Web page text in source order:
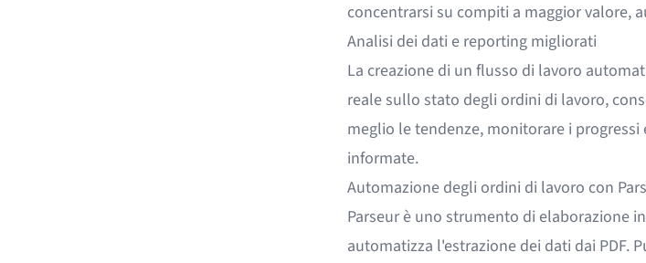
concentrarsi su compiti a maggior valore,
Analisi dei dati e reporting migliorati
La creazione di un flusso di lavoro
reale sullo stato degli ordini di lavoro,
meglio le tendenze, monitorare i progressi
informate.
Automazione degli ordini di lavoro con
Parseur è uno strumento di elaborazione
automatizza l'estrazione dei dati dai PDF.